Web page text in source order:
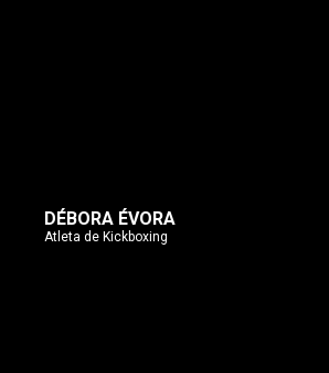
DÉBORA ÉVORA
Atleta de Kickboxing